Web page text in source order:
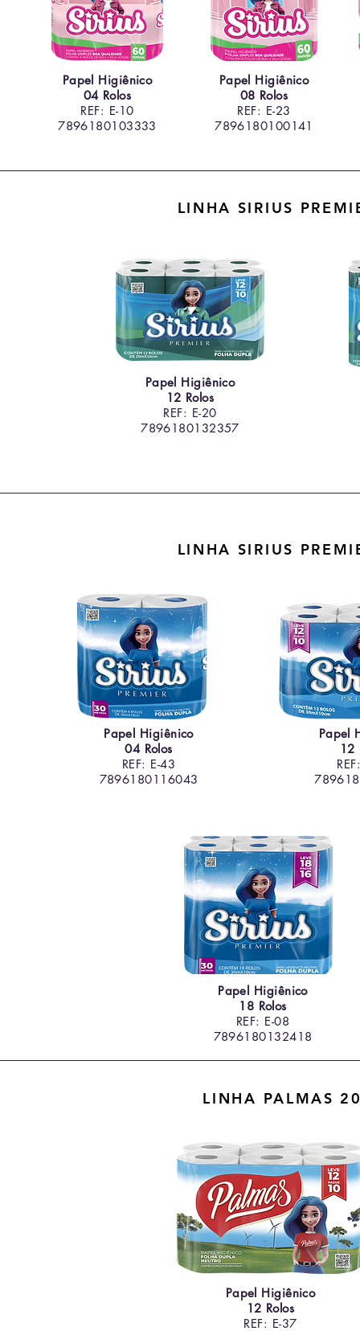
Papel Higiênico
04 Rolos
REF: E-10
7896180103333
Papel Higiênico
08 Rolos
REF: E-23
7896180100141
LINHA SIRIUS
Papel Higiênico
12 Rolos
REF: E-20
7896180132357
LINHA SIRIUS
Papel Higiênico
04 Rolos
REF: E-43
7896180116043
Papel
12
Papel Higiênico
18 Rolos
REF: E-08
7896180132418
LINHA PALMAS
Papel Higiênico
12 Rolos
REF: E-37